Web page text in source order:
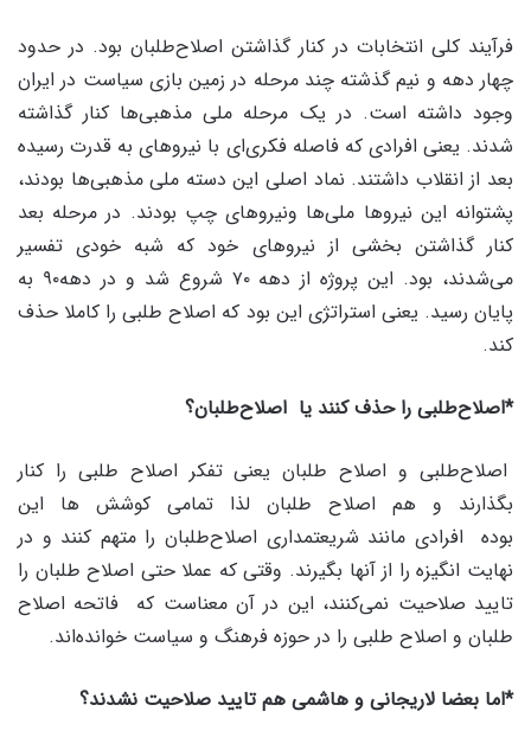
فرآیند کلی انتخابات در کنار گذاشتن اصلاح‌طلبان بود. در حدود
چهار دهه و نیم گذشته چند مرحله در زمین بازی سیاست در ایران
وجود داشته است. در یک مرحله ملی مذهبی‌ها کنار گذاشته
شدند. یعنی افرادی که فاصله فکری‌ای با نیروهای به قدرت رسیده
بعد از انقلاب داشتند. نماد اصلی این دسته ملی مذهبی‌ها بودند،
پشتوانه این نیروها ملی‌ها ونیروهای چپ بودند. در مرحله بعد
کنار گذاشتن بخشی از نیروهای خود که شبه خودی تفسیر
می‌شدند، بود. این پروژه از دهه ۷۰ شروع شد و در دهه۹۰ به
پایان رسید. یعنی استراتژی این بود که اصلاح طلبی را کاملا حذف
کند.
*اصلاح‌طلبی را حذف کنند یا اصلاح‌طلبان؟
اصلاح‌طلبی و اصلاح طلبان یعنی تفکر اصلاح طلبی را کنار
بگذارند و هم اصلاح طلبان لذا تمامی کوشش ها این
بوده افرادی مانند شریعتمداری اصلاح‌طلبان را متهم کنند و در
نهایت انگیزه را از آنها بگیرند. وقتی که عملا حتی اصلاح طلبان را
تایید صلاحیت نمی‌کنند، این در آن معناست که فاتحه اصلاح
طلبان و اصلاح طلبی را در حوزه فرهنگ و سیاست خوانده‌اند.
*اما بعضا لاریجانی و هاشمی هم تایید صلاحیت نشدند؟